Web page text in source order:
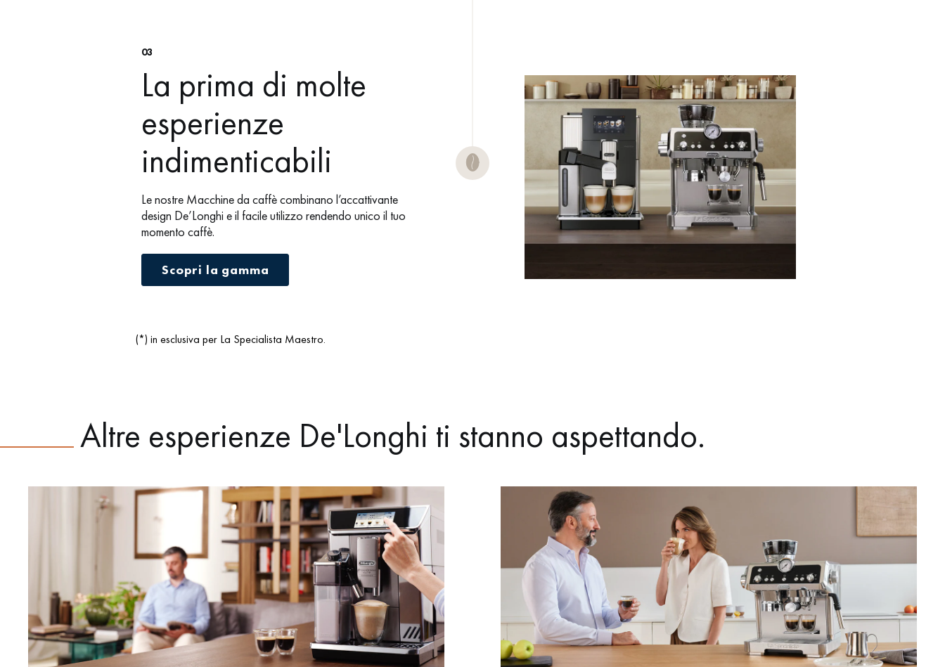
03
La prima di molte
esperienze
indimenticabili
Le nostre Macchine da caffè combinano l’accattivante
design De’Longhi e il facile utilizzo rendendo unico il tuo
momento caffè.
Scopri la gamma
(*) in esclusiva per La Specialista Maestro.
Altre esperienze De'Longhi ti stanno aspettando.